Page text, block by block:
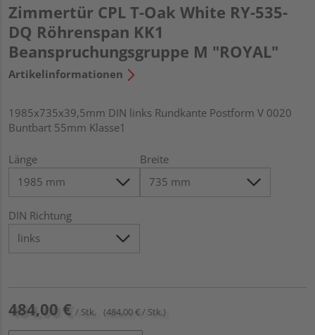
Zimmertür CPL T-Oak White RY-535-
DQ Röhrenspan KK1
Beanspruchungsgruppe M "ROYAL"
Artikelinformationen
1985x735x39,5mm DIN links Rundkante Postform V 0020
Buntbart 55mm Klasse1
Länge Breite
DIN Richtung
484,00 € / Stk. (484,00 € / Stk.)